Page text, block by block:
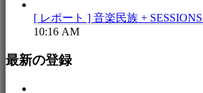
[ レポート ] 音楽民族 +
10:16 AM
最新の登録